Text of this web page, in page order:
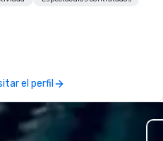
curated DJs and musicians
amazing event
- anytime, anywhere.
worked with over 1,500
el perfil